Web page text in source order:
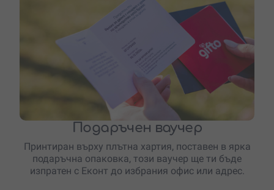
Подаръчен ваучер
Принтиран върху плътна хартия, поставен в ярка
подаръчна опаковка, този ваучер ще ти бъде
изпратен с Еконт до избрания офис или адрес.